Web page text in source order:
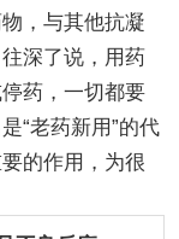
，与其他抗凝
深了说，用药
药，一切都要
“老药新用”的代
的作用，为很